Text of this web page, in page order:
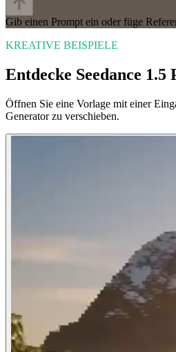
Gib einen Prompt ein oder füge
KREATIVE BEISPIELE
Entdecke Seedance 1.5
Öffnen Sie eine Vorlage mit einer
Generator zu verschieben.